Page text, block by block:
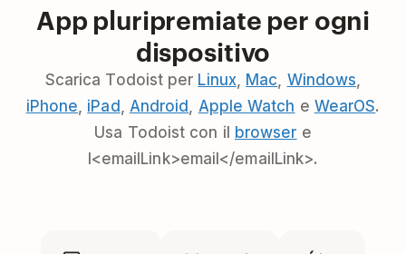
App pluripremiate per ogni
dispositivo
Scarica Todoist per Linux, Mac Windows
iPhone iPad Android Apple Watch e WearOS.
Usa Todoist con il browser e
l<emailLink>email</emailLink>.